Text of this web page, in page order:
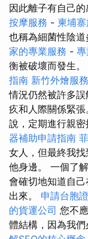
因此離子有自己的
按摩服務 - 柬埔
也稱為細菌性陰
家的專業服務 -
衡被破壞而發生。
指南 新竹外燴服
情況仍然被許多
疚和人際關係緊張
說，定期進行親
器補助申請指南
女人，但最終我
他身邊。 一個了
會確切地知道自
出來。 申請台胞
的貨運公司 您不
體結構，因為我